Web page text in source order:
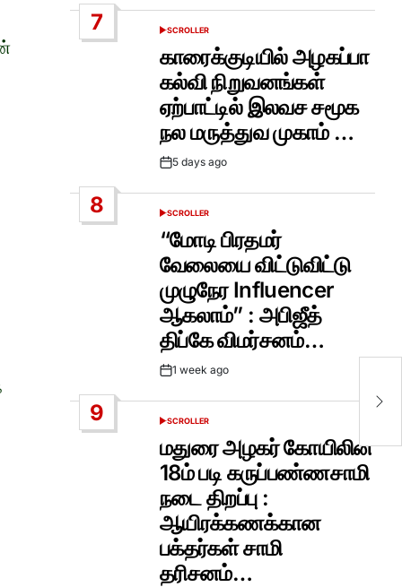
7
POSTED
SCROLLER
காரைக்குடியில் அழகப்பா
கல்வி நிறுவனங்கள்
ஏற்பாட்டில் இலவச சமூக
நல மருத்துவ முகாம் …
Post5 days ago
8
POSTED
SCROLLER
“மோடி பிரதமர்
வேலையை விட்டுவிட்டு
முழுநேர Influencer
ஆகலாம்” : அபிஜீத்
திப்கே விமர்சனம்…
Post1 week ago
9
POSTED
SCROLLER
மதுரை அழகர் கோயிலின்
18ம் படி கருப்பண்ணசாமி
நடை திறப்பு :
ஆயிரக்கணக்கான
பக்தர்கள் சாமி
தரிசனம்…